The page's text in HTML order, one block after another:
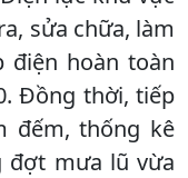
sửa chữa, làm
điện hoàn toàn
Đồng thời, tiếp
đếm, thống kê
đợt mưa lũ vừa